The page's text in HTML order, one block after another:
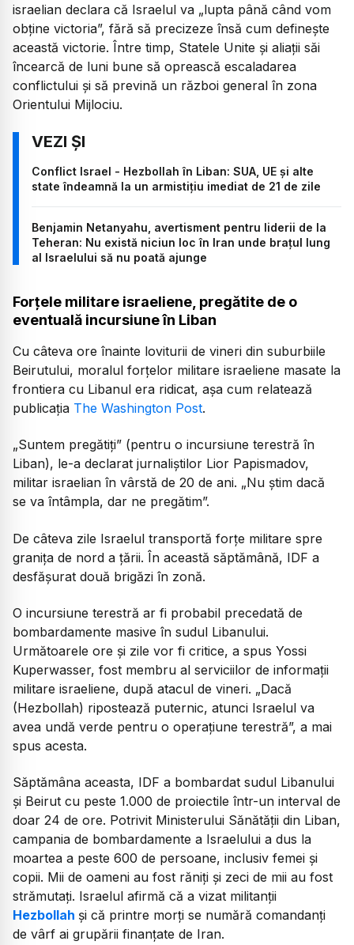
israelian declara că Israelul va „lupta până când vom
obține victoria”, fără să precizeze însă cum definește
această victorie. Între timp, Statele Unite și aliații săi
încearcă de luni bune să oprească escaladarea
conflictului și să prevină un război general în zona
Orientului Mijlociu.
Conflict Israel - Hezbollah în Liban: SUA, UE şi alte
state îndeamnă la un armistiţiu imediat de 21 de zile
Benjamin Netanyahu, avertisment pentru liderii de la
Teheran: Nu există niciun loc în Iran unde brațul lung
al Israelului să nu poată ajunge
Forțele militare israeliene, pregătite de o
eventuală incursiune în Liban
Cu câteva ore înainte loviturii de vineri din suburbiile
Beirutului, moralul forțelor militare israeliene masate la
frontiera cu Libanul era ridicat, așa cum relatează
publicația The Washington Post.
„Suntem pregătiți” (pentru o incursiune terestră în
Liban), le-a declarat jurnaliștilor Lior Papismadov,
militar israelian în vârstă de 20 de ani. „Nu știm dacă
se va întâmpla, dar ne pregătim”.
De câteva zile Israelul transportă forțe militare spre
granița de nord a țării. În această săptămână, IDF a
desfășurat două brigăzi în zonă.
O incursiune terestră ar fi probabil precedată de
bombardamente masive în sudul Libanului.
Următoarele ore și zile vor fi critice, a spus Yossi
Kuperwasser, fost membru al serviciilor de informații
militare israeliene, după atacul de vineri. „Dacă
(Hezbollah) ripostează puternic, atunci Israelul va
avea undă verde pentru o operațiune terestră”, a mai
spus acesta.
Săptămâna aceasta, IDF a bombardat sudul Libanului
și Beirut cu peste 1.000 de proiectile într-un interval de
doar 24 de ore. Potrivit Ministerului Sănătății din Liban,
campania de bombardamente a Israelului a dus la
moartea a peste 600 de persoane, inclusiv femei și
copii. Mii de oameni au fost răniți și zeci de mii au fost
strămutați. Israelul afirmă că a vizat militanții
Hezbollah și că printre morți se numără comandanți
de vârf ai grupării finanțate de Iran.